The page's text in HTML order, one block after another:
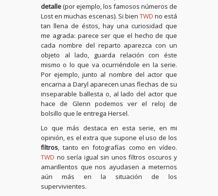
detalle(por ejemplo, los famosos números de
Lost en muchas escenas). Si bien TWD no está
tan llena de éstos, hay una curiosidad que
me agrada: parece ser que el hecho de que
cada nombre del reparto aparezca con un
objeto al lado, guarda relación con éste
mismo o lo que va ocurriéndole en la serie.
Por ejemplo, junto al nombre del actor que
encarna a Daryl aparecen unas flechas de su
inseparable ballesta o, al lado del actor que
hace de Glenn podemos ver el reloj de
bolsillo que le entrega Hersel.
Lo que más destaca en esta serie, en mi
opinión, es el extra que supone el uso de los
filtros, tanto en fotografías como en vídeo.
TWD no sería igual sin unos filtros oscuros y
amarillentos que nos ayudasen a meternos
aún más en la situación de los
supervivientes.